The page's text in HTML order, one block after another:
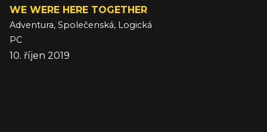
WE WERE HERE TOGETHER
Adventura, Společenská, Logická
PC
10. říjen 2019